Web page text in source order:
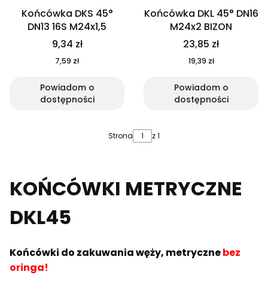
Końcówka DKS 45°
DN13 16S M24x1,5
9,34 zł
7,59 zł
Powiadom o
dostępności
Końcówka DKL 45° DN16
M24x2 BIZON
23,85 zł
19,39 zł
Powiadom o
dostępności
Strona z 1
KOŃCÓWKI METRYCZNE
DKL45
Końcówki do zakuwania węży, metrycznebez
oringa!